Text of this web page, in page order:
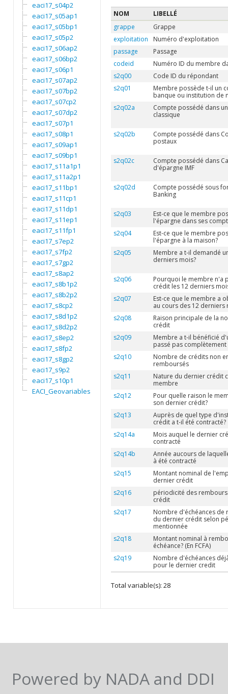
eaci17_s04p2
eaci17_s05ap1
eaci17_s05bp1
eaci17_s05p2
eaci17_s06ap2
eaci17_s06bp2
eaci17_s06p1
eaci17_s07ap2
eaci17_s07bp2
eaci17_s07cp2
eaci17_s07dp2
eaci17_s07p1
eaci17_s08p1
eaci17_s09ap1
eaci17_s09bp1
eaci17_s11a1p1
eaci17_s11a2p1
eaci17_s11bp1
eaci17_s11cp1
eaci17_s11dp1
eaci17_s11ep1
eaci17_s11fp1
eaci17_s7ep2
eaci17_s7fp2
eaci17_s7gp2
eaci17_s8ap2
eaci17_s8b1p2
eaci17_s8b2p2
eaci17_s8cp2
eaci17_s8d1p2
eaci17_s8d2p2
eaci17_s8ep2
eaci17_s8fp2
eaci17_s8gp2
eaci17_s9p2
eaci17_s10p1
EACI_Geovariables
NOM
LIBELLÉ
grappe
Grappe
exploitation
Numéro d'exploitation
passage
Passage
codeid
Numéro ID du membre
s2q00
Code ID du répondant
s2q01
Membre possède t-il un
banque ou institution de
s2q02a
Compte possédé dans
classique
s2q02b
Compte possédé dans
postaux
s2q02c
Compte possédé dans
d'épargne IMF
s2q02d
Compte possédé sous
Banking
s2q03
Est-ce que le membre
l'épargne dans ses
s2q04
Est-ce que le membre
l'épargne à la maison?
s2q05
Membre a t-il demandé
derniers mois?
s2q06
Pourquoi le membre n'a
crédit les 12 derniers
s2q07
Est-ce que le membre a
au cours des 12 derniers
s2q08
Raison principale de la
crédit
s2q09
Membre a t-il bénéficié
passé pas
s2q10
Nombre de crédits non
remboursés
s2q11
Nature du dernier crédit
membre
s2q12
Pour quelle raison le
son dernier crédit?
s2q13
Auprès de quel type
crédit a t-il été contracté?
s2q14a
Mois auquel le dernier
contracté
s2q14b
Année aucours de
à été contracté
s2q15
Montant nominal de
dernier crédit
s2q16
périodicité des
crédit
s2q17
Nombre d'échéances de
du dernier crédit selon
mentionnée
s2q18
Montant nominal à
échéance? (En FCFA)
s2q19
Nombre d'échéances
pour le dernier credit
Total variable(s): 28
Powered by NADA and DDI